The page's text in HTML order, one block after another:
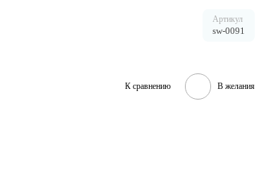
Артикул
sw-0091
К сравнению В желания